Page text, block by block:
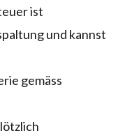
ist
und kannst
gemäss